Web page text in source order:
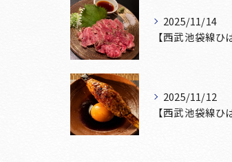
2025/11/14
2025/11/12